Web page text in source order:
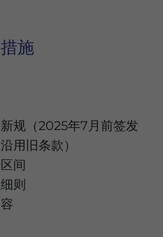
施
规（2025年7月前签发
用旧条款）
间
则